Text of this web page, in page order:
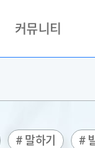
커뮤니티
용성과 우수사례
질가이드
# 말하기 #